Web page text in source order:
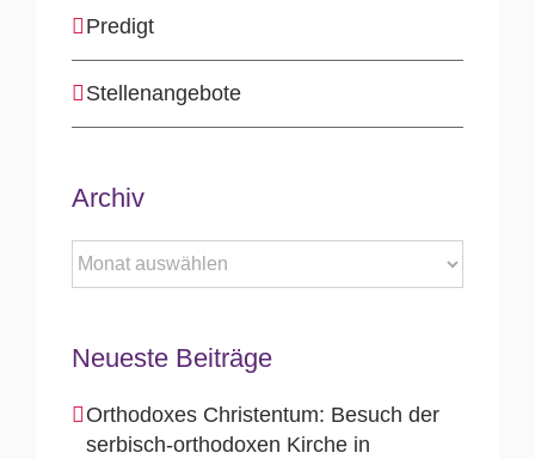
Predigt
Stellenangebote
Archiv
Archiv
Neueste Beiträge
Orthodoxes Christentum: Besuch der
serbisch-orthodoxen Kirche in